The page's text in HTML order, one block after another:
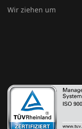
Wir ziehen um